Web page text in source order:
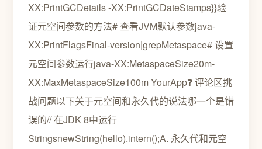
XX:PrintGCDetails -XX:PrintGCDateStamps}}验
证元空间参数的方法# 查看JVM默认参数java-
XX:PrintFlagsFinal-version|grepMetaspace# 设置
元空间参数运行java-XX:MetaspaceSize20m-
XX:MaxMetaspaceSize100m YourApp❓ 评论区挑
战问题以下关于元空间和永久代的说法哪一个是错
误的// 在JDK 8中运行
StringsnewString(hello).intern();A. 永久代和元空